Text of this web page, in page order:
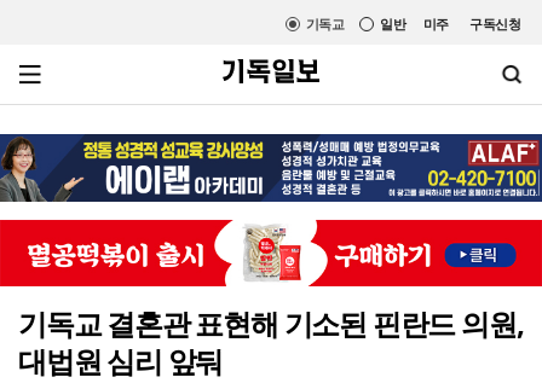
미주 구독신청
일반
기독교
기독교 결혼관 표현해 기소된 핀란드 의원,
대법원 심리 앞둬